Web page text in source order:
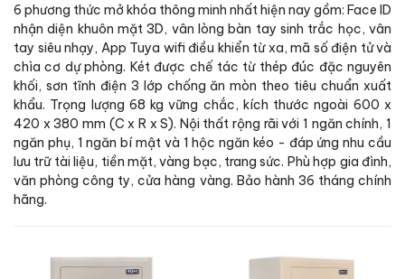
6 phương thức mở khóa thông minh nhất hiện nay gồm: Face ID
nhận diện khuôn mặt 3D, vân lòng bàn tay sinh trắc học, vân
tay siêu nhạy, App Tuya wifi điều khiển từ xa, mã số điện tử và
chìa cơ dự phòng. Két được chế tác từ thép đúc đặc nguyên
khối, sơn tĩnh điện 3 lớp chống ăn mòn theo tiêu chuẩn xuất
khẩu. Trọng lượng 68 kg vững chắc, kích thước ngoài 600 x
420 x 380 mm (C x R x S). Nội thất rộng rãi với 1 ngăn chính, 1
ngăn phụ, 1 ngăn bí mật và 1 hộc ngăn kéo - đáp ứng nhu cầu
lưu trữ tài liệu, tiền mặt, vàng bạc, trang sức. Phù hợp gia đình,
văn phòng công ty, cửa hàng vàng. Bảo hành 36 tháng chính
hãng.